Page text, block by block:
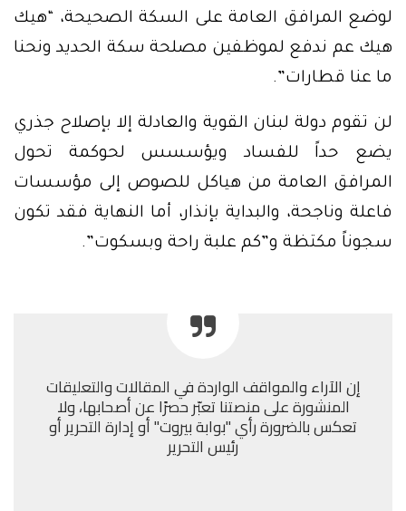
لوضع المرافق العامة على السكة الصحيحة، “هيك
هيك عم ندفع لموظفين مصلحة سكة الحديد ونحنا
ما عنا قطارات”.
لن تقوم دولة لبنان القوية والعادلة إلا بإصلاح جذري
يضع حداً للفساد ويؤسسس لحوكمة تحول
المرافق العامة من هياكل للصوص إلى مؤسسات
فاعلة وناجحة، والبداية بإنذار، أما النهاية فقد تكون
سجوناً مكتظة و”كم علبة راحة وبسكوت”.
إن الآراء والمواقف الواردة في المقالات والتعليقات
المنشورة على منصتنا تعبّر حصرًا عن أصحابها، ولا
تعكس بالضرورة رأي "بوابة بيروت" أو إدارة التحرير أو
رئيس التحرير